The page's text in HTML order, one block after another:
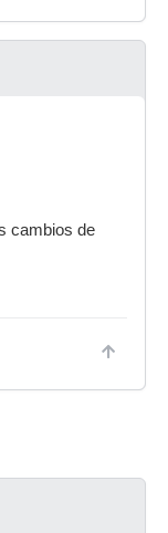
cambios de